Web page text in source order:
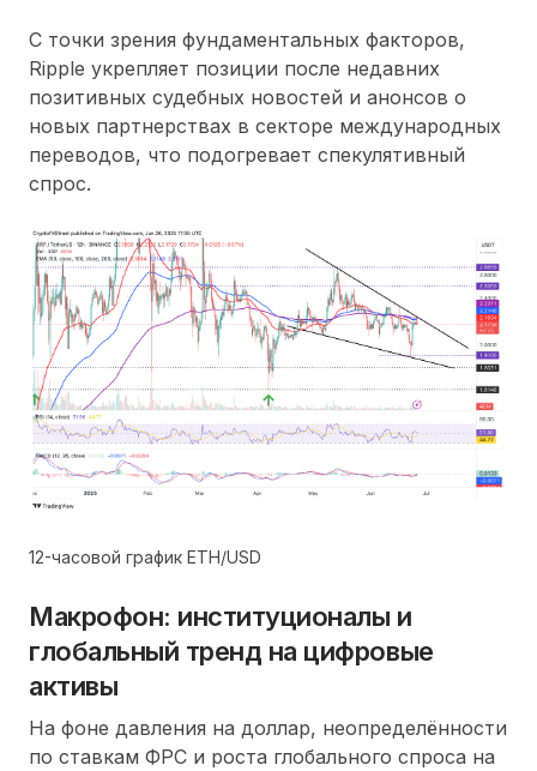
С точки зрения фундаментальных факторов,
Ripple укрепляет позиции после недавних
позитивных судебных новостей и анонсов о
новых партнерствах в секторе международных
переводов, что подогревает спекулятивный
спрос.
12-часовой график ETH/USD
Макрофон: институционалы и
глобальный тренд на цифровые
активы
На фоне давления на доллар, неопределённости
по ставкам ФРС и роста глобального спроса на